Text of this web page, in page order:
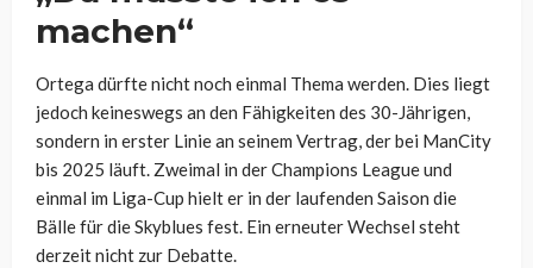
machen“
Ortega dürfte nicht noch einmal Thema werden. Dies liegt
jedoch keineswegs an den Fähigkeiten des 30-Jährigen,
sondern in erster Linie an seinem Vertrag, der bei ManCity
bis 2025 läuft. Zweimal in der Champions League und
einmal im Liga-Cup hielt er in der laufenden Saison die
Bälle für die Skyblues fest. Ein erneuter Wechsel steht
derzeit nicht zur Debatte.